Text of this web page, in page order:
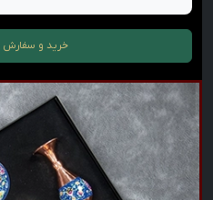
خرید و سفارش